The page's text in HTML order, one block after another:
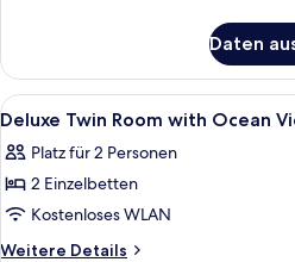
View
anzeigen
King
Room
with
View
Daten
Alle
Fotos
für
Deluxe
Twin
Room
6
Deluxe Twin Room with Ocean
Platz für 2 Personen
2 Einzelbetten
Kostenloses WLAN
Weitere Details
Weitere